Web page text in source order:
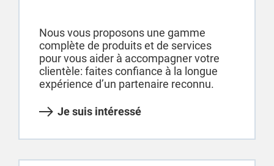
Nous vous proposons une gamme
complète de produits et de services
pour vous aider à accompagner votre
clientèle: faites confiance à la longue
expérience d’un partenaire reconnu.
Je suis intéressé